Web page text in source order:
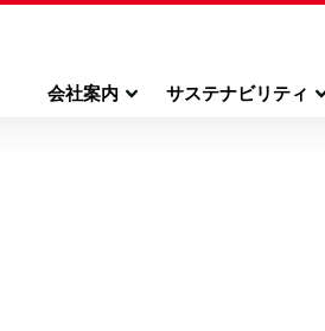
会社案内 サステナビリティ